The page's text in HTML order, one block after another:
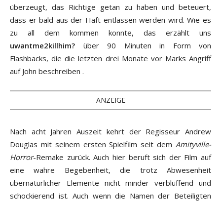
überzeugt, das Richtige getan zu haben und beteuert,
dass er bald aus der Haft entlassen werden wird. Wie es
zu all dem kommen konnte, das erzählt uns
uwantme2killhim? über 90 Minuten in Form von
Flashbacks, die die letzten drei Monate vor Marks Angriff
auf John beschreiben .
ANZEIGE
Nach acht Jahren Auszeit kehrt der Regisseur Andrew
Douglas mit seinem ersten Spielfilm seit dem Amityville-
Horror-Remake zurück. Auch hier beruft sich der Film auf
eine wahre Begebenheit, die trotz Abwesenheit
übernatürlicher Elemente nicht minder verblüffend und
schockierend ist. Auch wenn die Namen der Beteiligten